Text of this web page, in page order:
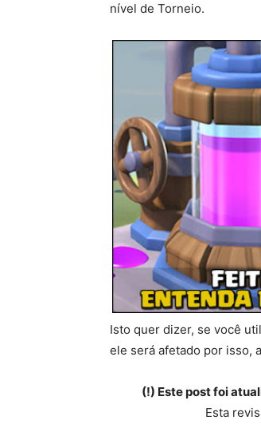
nível de Torneio.
Isto quer dizer, se você
ele será afetado por isso,
(!) Este post foi
Esta